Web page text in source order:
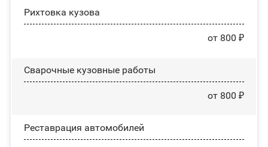
Рихтовка кузова
от 800 ₽
Сварочные кузовные работы
от 800 ₽
Реставрация автомобилей